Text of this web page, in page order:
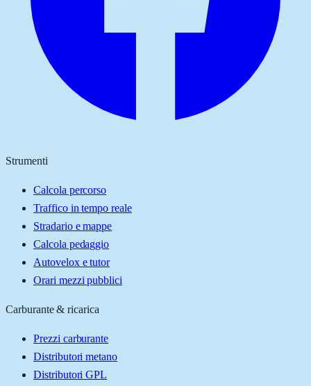
Strumenti
Calcola percorso
Traffico in tempo reale
Stradario e mappe
Calcola pedaggio
Autovelox e tutor
Orari mezzi pubblici
Carburante & ricarica
Prezzi carburante
Distributori metano
Distributori GPL